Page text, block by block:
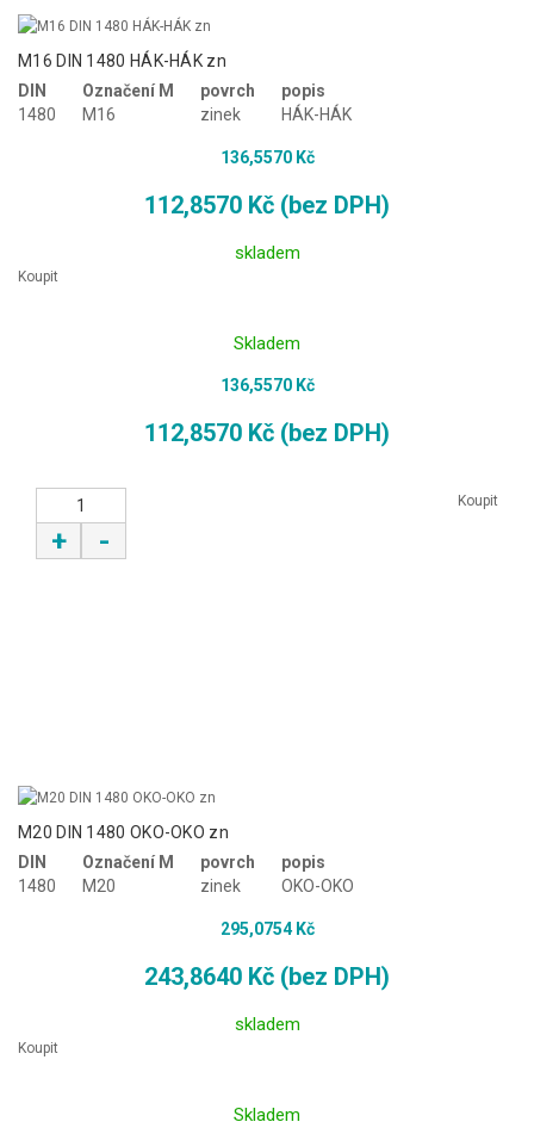
M16 DIN 1480 HÁK-HÁK zn
DIN
1480
Označení M
M16
povrch
zinek
popis
HÁK-HÁK
136,5570 Kč
112,8570 Kč (bez DPH)
skladem
Koupit
Skladem
136,5570 Kč
112,8570 Kč (bez DPH)
+ -
Koupit
M20 DIN 1480 OKO-OKO zn
DIN
1480
Označení M
M20
povrch
zinek
popis
OKO-OKO
295,0754 Kč
243,8640 Kč (bez DPH)
skladem
Koupit
Skladem